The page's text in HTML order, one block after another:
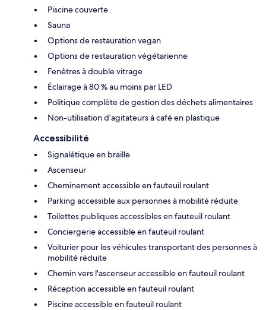
Piscine couverte
Sauna
Options de restauration vegan
Options de restauration végétarienne
Fenêtres à double vitrage
Éclairage à 80 % au moins par LED
Politique complète de gestion des déchets alimentaires
Non-utilisation d’agitateurs à café en plastique
Accessibilité
Signalétique en braille
Ascenseur
Cheminement accessible en fauteuil roulant
Parking accessible aux personnes à mobilité réduite
Toilettes publiques accessibles en fauteuil roulant
Conciergerie accessible en fauteuil roulant
Voiturier pour les véhicules transportant des personnes à
mobilité réduite
Chemin vers l'ascenseur accessible en fauteuil roulant
Réception accessible en fauteuil roulant
Piscine accessible en fauteuil roulant